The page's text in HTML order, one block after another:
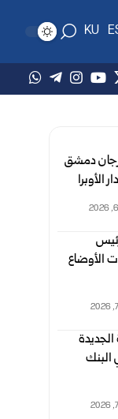
KU
دمشق
الأوبرا
الأوضاع
البنك